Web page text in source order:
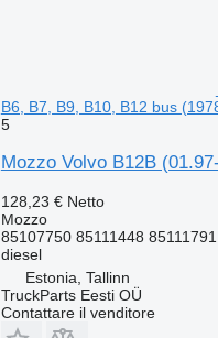
B6, B7, B9, B10, B12 bus
5
Mozzo Volvo B12B
128,23 € Netto
Mozzo
85107750 85111448
diesel
Estonia, Tallinn
TruckParts Eesti OÜ
Contattare il venditore